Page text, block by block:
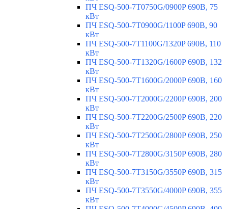
ПЧ ESQ-500-7T0750G/0900P 690В, 75
кВт
ПЧ ESQ-500-7T0900G/1100P 690В, 90
кВт
ПЧ ESQ-500-7T1100G/1320P 690В, 110
кВт
ПЧ ESQ-500-7T1320G/1600P 690В, 132
кВт
ПЧ ESQ-500-7T1600G/2000P 690В, 160
кВт
ПЧ ESQ-500-7T2000G/2200P 690В, 200
кВт
ПЧ ESQ-500-7T2200G/2500P 690В, 220
кВт
ПЧ ESQ-500-7T2500G/2800P 690В, 250
кВт
ПЧ ESQ-500-7T2800G/3150P 690В, 280
кВт
ПЧ ESQ-500-7T3150G/3550P 690В, 315
кВт
ПЧ ESQ-500-7T3550G/4000P 690В, 355
кВт